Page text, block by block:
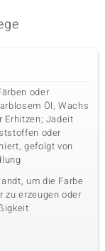
oder
Öl, Wachs
Erhitzen; Jadeit
oder
gefolgt von
um die Farbe
zu erzeugen oder